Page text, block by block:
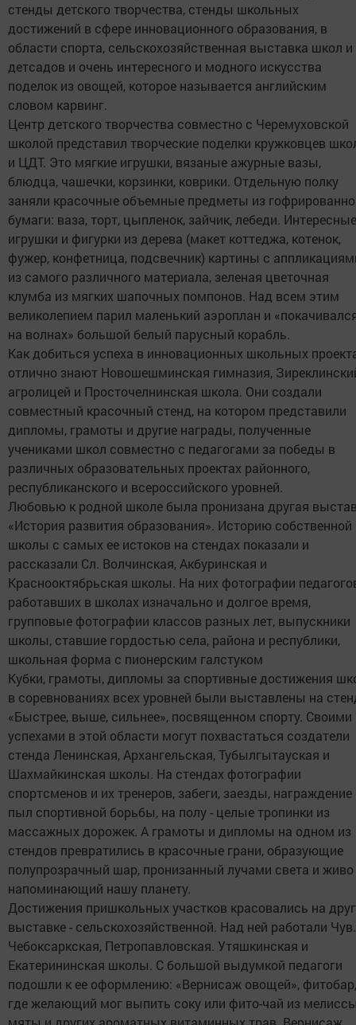
стенды детского творчества, стенды школьных
достижений в сфере инновационного образования, в
области спорта, сельскохозяйственная выставка школ и
детсадов и очень интересного и модного искусства
поделок из овощей, которое называется английским
словом карвинг.
Центр детского творчества совместно с Черемуховской
школой представил творческие поделки кружковцев
и ЦДТ. Это мягкие игрушки, вязаные ажурные вазы,
блюдца, чашечки, корзинки, коврики. Отдельную полку
заняли красочные объемные предметы из
бумаги: ваза, торт, цыпленок, зайчик, лебеди. Интересные
игрушки и фигурки из дерева (макет коттеджа, котенок,
фужер, конфетница, подсвечник) картины с
из самого различного материала, зеленая цветочная
клумба из мягких шапочных помпонов. Над всем этим
великолепием парил маленький аэроплан и
на волнах» большой белый парусный корабль.
Как добиться успеха в инновационных школьных
отлично знают Новошешминская гимназия,
агролицей и Просточелнинская школа. Они создали
совместный красочный стенд, на котором представили
дипломы, грамоты и другие награды, полученные
учениками школ совместно с педагогами за победы в
различных образовательных проектах районного,
республиканского и всероссийского уровней.
Любовью к родной школе была пронизана другая
«История развития образования». Историю собственной
школы с самых ее истоков на стендах показали и
рассказали Сл. Волчинская, Акбуринская и
Краснооктябрьская школы. На них фотографии
работавших в школах изначально и долгое время,
групповые фотографии классов разных лет, выпускники
школы, ставшие гордостью села, района и республики,
школьная форма с пионерским галстуком
Кубки, грамоты, дипломы за спортивные достижения
в соревнованиях всех уровней были выставлены на
«Быстрее, выше, сильнее», посвященном спорту. Своими
успехами в этой области могут похвастаться создатели
стенда Ленинская, Архангельская, Тубылгытауская и
Шахмайкинская школы. На стендах фотографии
спортсменов и их тренеров, забеги, заезды, награждение
пыл спортивной борьбы, на полу - целые тропинки из
массажных дорожек. А грамоты и дипломы на одном из
стендов превратились в красочные грани, образующие
полупрозрачный шар, пронизанный лучами света и живо
напоминающий нашу планету.
Достижения пришкольных участков красовались на
выставке - сельскохозяйственной. Над ней работали Чув.
Чебоксаркская, Петропавловская. Утяшкинская и
Екатерининская школы. С большой выдумкой педагоги
подошли к ее оформлению: «Вернисаж овощей», фитобар,
где желающий мог выпить соку или фито-чай из